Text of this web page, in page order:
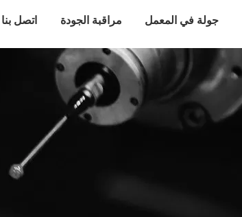
جولة في المعمل مراقبة الجودة اتصل بنا